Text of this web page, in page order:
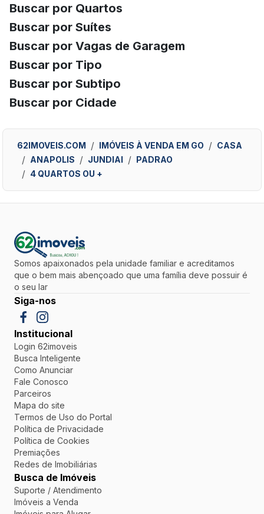
Buscar por Quartos
Buscar por Suítes
Buscar por Vagas de Garagem
Buscar por Tipo
Buscar por Subtipo
Buscar por Cidade
62IMOVEIS.COM IMÓVEIS À VENDA EM GO
CASA
ANAPOLIS
JUNDIAI
PADRAO
4 QUARTOS OU +
Somos apaixonados pela unidade familiar e acreditamos
que o bem mais abençoado que uma família deve possuir é
o seu lar
Siga-nos
Institucional
Login 62imoveis
Busca Inteligente
Como Anunciar
Fale Conosco
Parceiros
Mapa do site
Termos de Uso do Portal
Política de Privacidade
Política de Cookies
Premiações
Redes de Imobiliárias
Busca de Imóveis
Suporte / Atendimento
Imóveis a Venda